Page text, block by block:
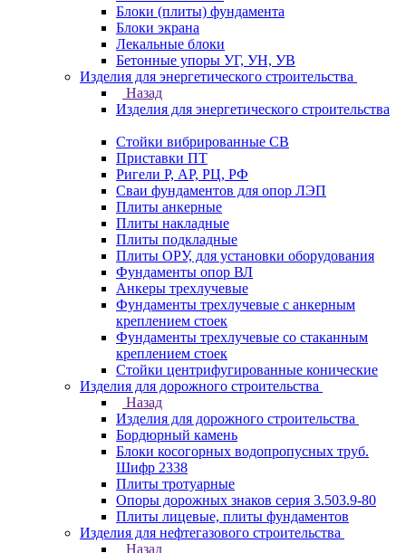
Блоки (плиты) фундамента
Блоки экрана
Лекальные блоки
Бетонные упоры УГ, УН, УВ
Изделия для энергетического строительства
Назад
Изделия для энергетического строительства
Стойки вибрированные СВ
Приставки ПТ
Ригели Р, АР, РЦ, РФ
Сваи фундаментов для опор ЛЭП
Плиты анкерные
Плиты накладные
Плиты подкладные
Плиты ОРУ, для установки оборудования
Фундаменты опор ВЛ
Анкеры трехлучевые
Фундаменты трехлучевые с анкерным
креплением стоек
Фундаменты трехлучевые со стаканным
креплением стоек
Стойки центрифугированные конические
Изделия для дорожного строительства
Назад
Изделия для дорожного строительства
Бордюрный камень
Блоки косогорных водопропусных труб.
Шифр 2338
Плиты тротуарные
Опоры дорожных знаков серия 3.503.9-80
Плиты лицевые, плиты фундаментов
Изделия для нефтегазового строительства
Назад